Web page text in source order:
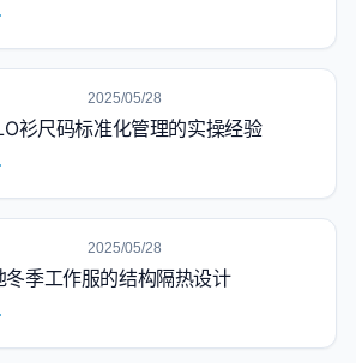
2025/05/28
衫尺码标准化管理的实操经验
2025/05/28
冬季工作服的结构隔热设计